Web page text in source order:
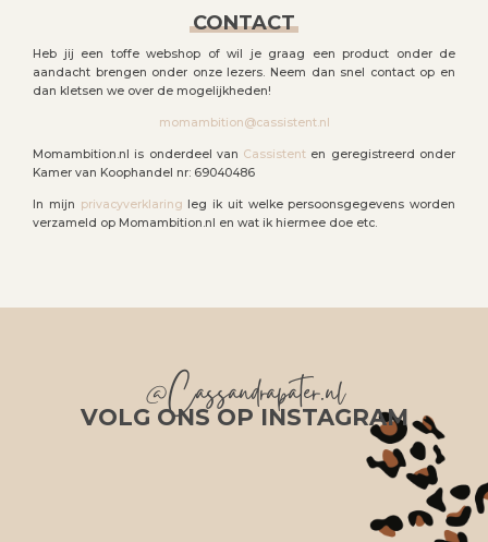
CONTACT
Heb jij een toffe webshop of wil je graag een product onder de
aandacht brengen onder onze lezers. Neem dan snel contact op en
dan kletsen we over de mogelijkheden!
momambition@cassistent.nl
Momambition.nl is onderdeel van Cassistent en geregistreerd onder
Kamer van Koophandel nr: 69040486
In mijn privacyverklaring leg ik uit welke persoonsgegevens worden
verzameld op Momambition.nl en wat ik hiermee doe etc.
@Cassandrapater.nl
VOLG ONS OP INSTAGRAM